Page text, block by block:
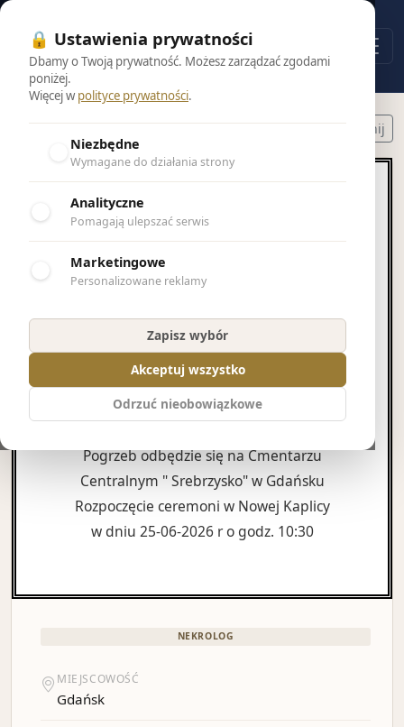
Powrót do wyników Drukuj nekrolog Udostępnij
Helena Szypulska
Zmarła
Helena Szypulska
Pogrzeb odbędzie się na Cmentarzu
Centralnym " Srebrzysko" w Gdańsku
Rozpoczęcie ceremoni w Nowej Kaplicy
w dniu 25-06-2026 r o godz. 10:30
NEKROLOG
MIEJSCOWOŚĆ
Gdańsk
🔒 Ustawienia prywatności
Dbamy o Twoją prywatność. Możesz zarządzać zgodami
poniżej.
Więcej wpolityce prywatności.
Niezbędne
Wymagane do działania strony
Analityczne
Pomagają ulepszać serwis
Marketingowe
Personalizowane reklamy
Zapisz wybór
Akceptuj wszystko
Odrzuć nieobowiązkowe